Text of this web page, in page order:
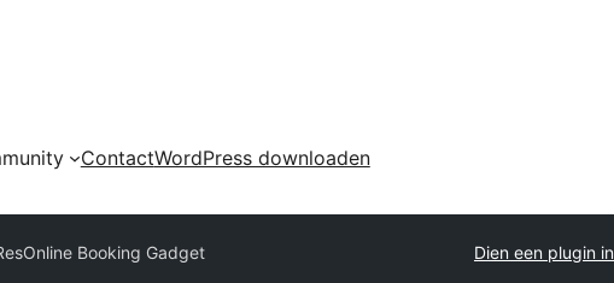
ContactWordPress downloaden
Booking Gadget Dien een plugin in